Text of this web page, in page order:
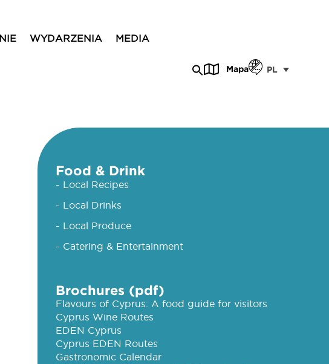
WYDARZENIA MEDIA
Mapa PL
Food & Drink
- Local Recipes
- Local Drinks
- Local Produce
- Catering & Entertainment
Brochures (pdf)
Flavours of Cyprus: A food guide for visitors
Cyprus Wine Routes
EDEN Cyprus
Cyprus EDEN Routes
Gastronomic Calendar